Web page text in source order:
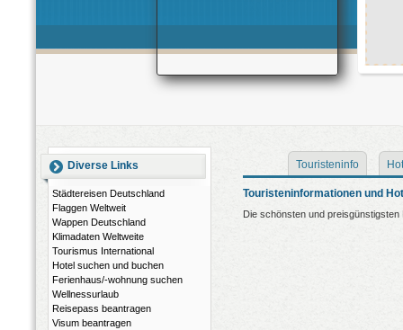
Diverse Links
Städtereisen Deutschland
Flaggen Weltweit
Wappen Deutschland
Klimadaten Weltweite
Tourismus International
Hotel suchen und buchen
Ferienhaus/-wohnung suchen
Wellnessurlaub
Reisepass beantragen
Visum beantragen
Touristeninfo
Touristeninformationen und
Die schönsten und preisgünstigsten